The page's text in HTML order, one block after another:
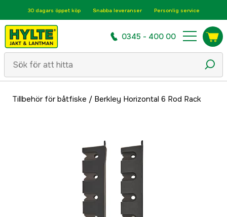
30 dagars öppet köp Snabba leveranser Personlig service
0345 - 400 00
Tillbehör för båtfiske / Berkley Horizontal 6 Rod Rack